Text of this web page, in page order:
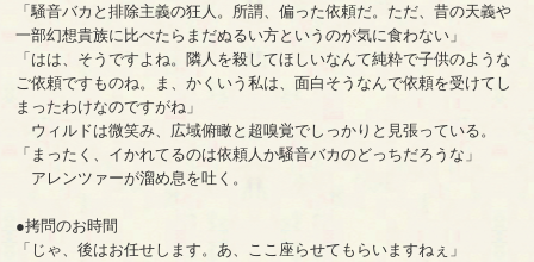
「騒音バカと排除主義の狂人。所謂、偏った依頼だ。ただ、昔の天義や
一部幻想貴族に比べたらまだぬるい方というのが気に食わない」
「はは、そうですよね。隣人を殺してほしいなんて純粋で子供のような
ご依頼ですものね。ま、かくいう私は、面白そうなんで依頼を受けてし
まったわけなのですがね」
ウィルドは微笑み、広域俯瞰と超嗅覚でしっかりと見張っている。
「まったく、イかれてるのは依頼人か騒音バカのどっちだろうな」
アレンツァーが溜め息を吐く。
●拷問のお時間
「じゃ、後はお任せします。あ、ここ座らせてもらいますねぇ」